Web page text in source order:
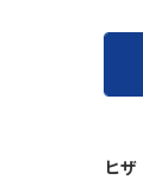
ヒザ